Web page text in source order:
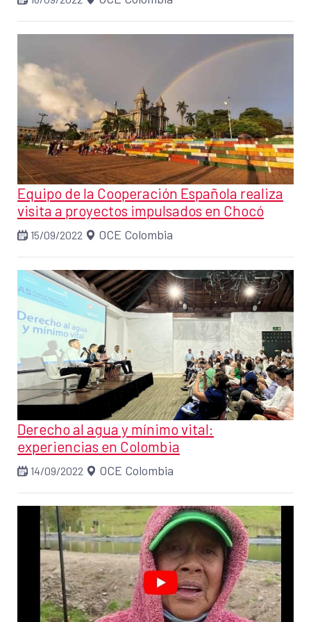
Equipo de la Cooperación Española realiza
visita a proyectos impulsados en Chocó
15/09/2022 OCE Colombia
Derecho al agua y mínimo vital:
experiencias en Colombia
14/09/2022 OCE Colombia